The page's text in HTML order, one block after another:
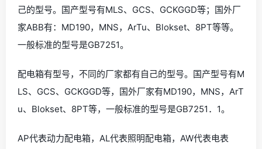
己的型号。国产型号有MLS、GCS、GCKGGD等；国外厂
家ABB有：MD190，MNS，ArTu、Blokset、8PT等等。
一般标准的型号是GB7251。
配电箱有型号，不同的厂家都有自己的型号。国产型号有M
LS、GCS、GCKGGD等，国外厂家有MD190，MNS，ArT
u、Blokset、8PT等，一般标准的型号是GB7251．1。
AP代表动力配电箱，AL代表照明配电箱，AW代表电表